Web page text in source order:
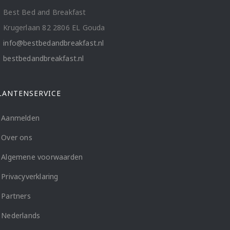
Best Bed and Breakfast
Krugerlaan 82 2806 EL Gouda
info@bestbedandbreakfast.nl
bestbedandbreakfast.nl
Aanmelden
Over ons
Algemene voorwaarden
Privacyverklaring
Partners
Nederlands